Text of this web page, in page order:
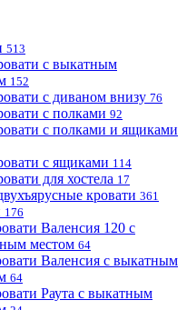
513
с выкатным
152
с диваном внизу 76
с полками 92
с полками и ящиками
с ящиками 114
для хостела 17
кровати 361
176
Валенсия 120 с
местом 64
Валенсия с выкатным
64
Раута с выкатным